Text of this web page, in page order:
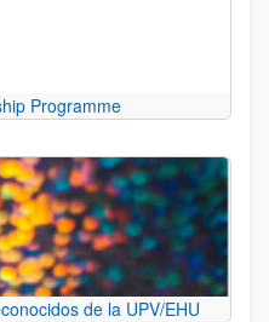
Programme
de la UPV/EHU